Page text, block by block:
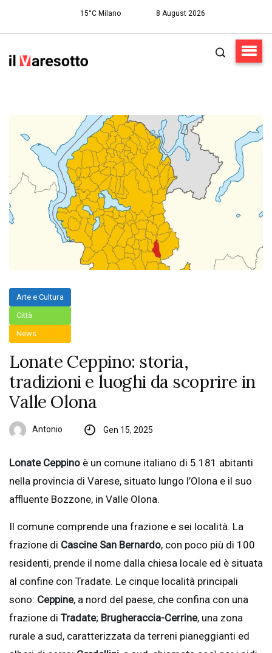
15°C Milano 8 August 2026
Arte e Cultura
Città
News
Lonate Ceppino: storia,
tradizioni e luoghi da scoprire in
Valle Olona
Antonio Gen 15, 2025
Lonate Ceppino è un comune italiano di 5.181 abitanti
nella provincia di Varese, situato lungo l’Olona e il suo
affluente Bozzone, in Valle Olona.
Il comune comprende una frazione e sei località. La
frazione di Cascine San Bernardo, con poco più di 100
residenti, prende il nome dalla chiesa locale ed è situata
al confine con Tradate. Le cinque località principali
sono: Ceppine, a nord del paese, che confina con una
frazione di Tradate; Brugheraccia-Cerrine, una zona
rurale a sud, caratterizzata da terreni pianeggianti ed